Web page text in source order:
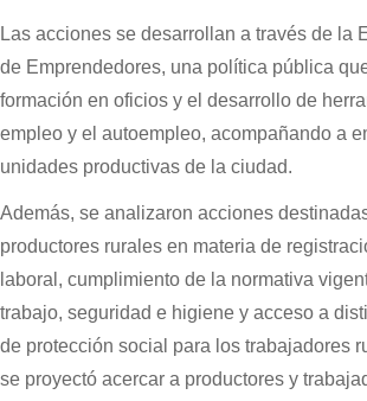
Las acciones se desarrollan a través de la
de Emprendedores, una política pública
formación en oficios y el desarrollo de
empleo y el autoempleo, acompañando a
unidades productivas de la ciudad.
Además, se analizaron acciones
productores rurales en materia de
laboral, cumplimiento de la normativa
trabajo, seguridad e higiene y acceso a
de protección social para los trabajadores
se proyectó acercar a productores y